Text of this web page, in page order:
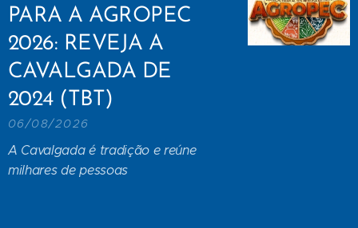
PARA A AGROPEC
2026: REVEJA A
CAVALGADA DE
2024 (TBT)
06/08/2026
A Cavalgada é tradição e reúne
milhares de pessoas